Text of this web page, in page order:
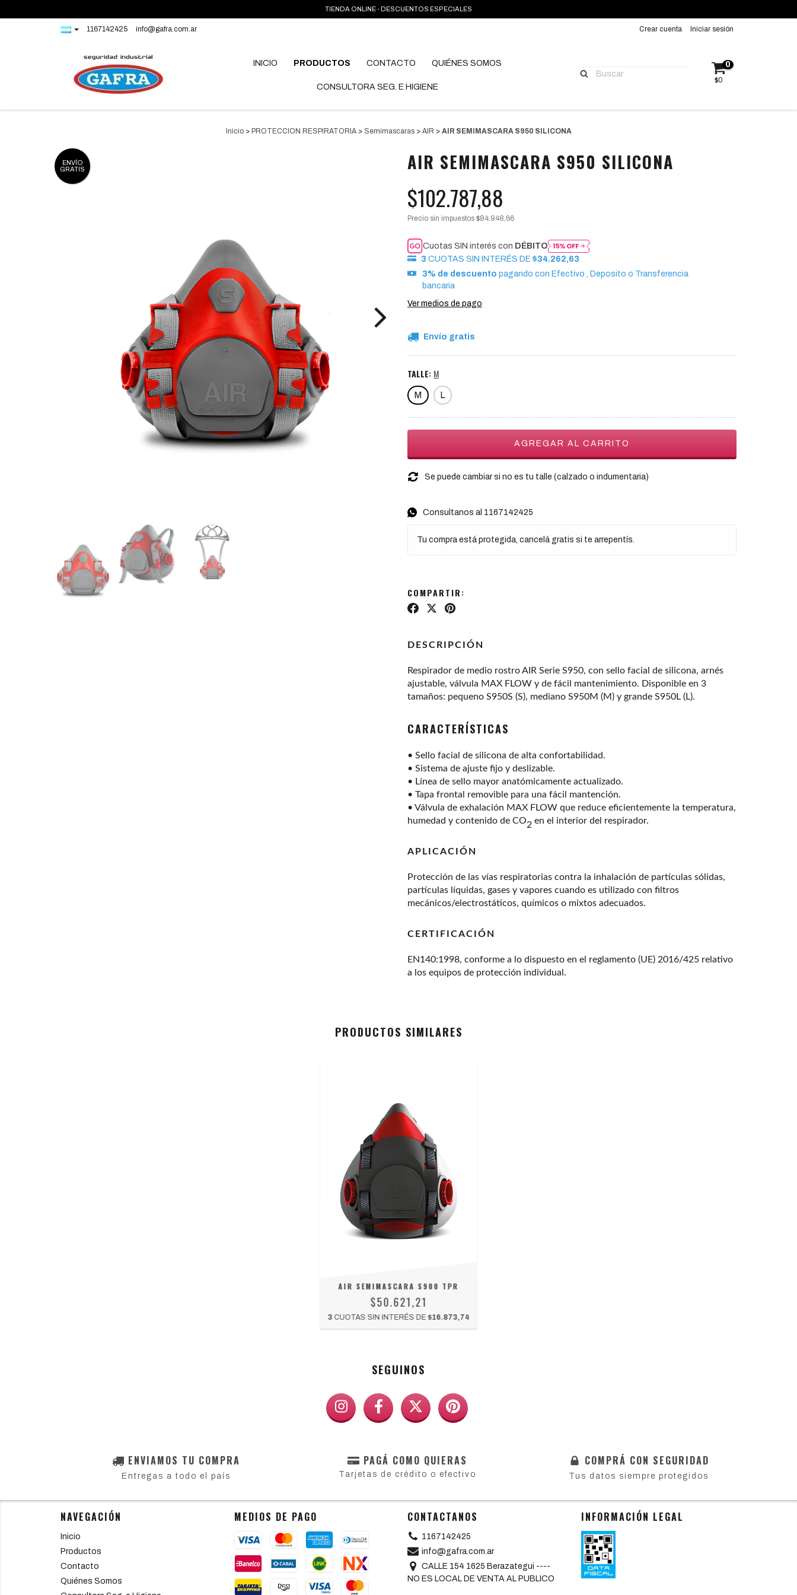
TIENDA ONLINE - DESCUENTOS ESPECIALES
1167142425 info@gafra.com.ar Crear cuenta Iniciar sesión
INICIO PRODUCTOS CONTACTO QUIÉNES SOMOS
CONSULTORA SEG. E HIGIENE
0
$0
Inicio > PROTECCION RESPIRATORIA > Semimascaras > AIR > AIR SEMIMASCARA S950 SILICONA
ENVÍO
GRATIS
AIR SEMIMASCARA S950 SILICONA
$102.787,88
Precio sin impuestos $84.948,66
Cuotas SIN interés con DÉBITO
3 CUOTAS SIN INTERÉS DE $34.262,63
3% de descuento pagando con Efectivo , Deposito o Transferencia
bancaria
Ver medios de pago
Envío gratis
TALLE: M
M L
Se puede cambiar si no es tu talle (calzado o indumentaria)
Consultanos al 1167142425
Tu compra está protegida, cancelá gratis si te arrepentís.
COMPARTIR:
DESCRIPCIÓN
Respirador de medio rostro AIR Serie S950, con sello facial de silicona, arnés
ajustable, válvula MAX FLOW y de fácil mantenimiento. Disponible en 3
tamaños: pequeno S950S (S), mediano S950M (M) y grande S950L (L).
CARACTERÍSTICAS
• Sello facial de silicona de alta confortabilidad.
• Sistema de ajuste fijo y deslizable.
• Línea de sello mayor anatómicamente actualizado.
• Tapa frontal removible para una fácil mantención.
• Válvula de exhalación MAX FLOW que reduce eficientemente la temperatura,
humedad y contenido de CO2 en el interior del respirador.
APLICACIÓN
Protección de las vías respiratorias contra la inhalación de partículas sólidas,
partículas líquidas, gases y vapores cuando es utilizado con filtros
mecánicos/electrostáticos, químicos o mixtos adecuados.
CERTIFICACIÓN
EN140:1998, conforme a lo dispuesto en el reglamento (UE) 2016/425 relativo
a los equipos de protección individual.
PRODUCTOS SIMILARES
AIR SEMIMASCARA S900 TPR
$50.621,21
3 CUOTAS SIN INTERÉS DE$16.873,74
SEGUINOS
ENVIAMOS TU COMPRA
Entregas a todo el país
PAGÁ COMO QUIERAS
Tarjetas de crédito o efectivo
COMPRÁ CON SEGURIDAD
Tus datos siempre protegidos
NAVEGACIÓN
Inicio
Productos
Contacto
Quiénes Somos
MEDIOS DE PAGO CONTACTANOS
1167142425
info@gafra.com.ar
CALLE 154 1625 Berazategui ----
NO ES LOCAL DE VENTA AL PUBLICO
INFORMACIÓN LEGAL